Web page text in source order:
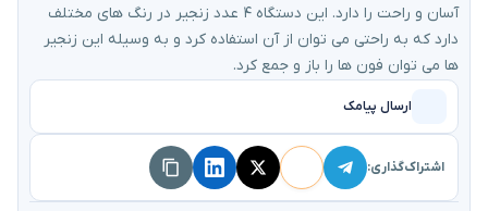
آسان و راحت را دارد. این دستگاه ۴ عدد زنجیر در رنگ های مختلف
دارد که به راحتی می توان از آن استفاده کرد و به وسیله این زنجیر
ها می توان فون ها را باز و جمع کرد.
ارسال پیامک
اشتراک‌گذاری: